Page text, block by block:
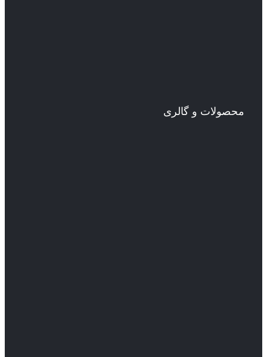
محصولات و گالری